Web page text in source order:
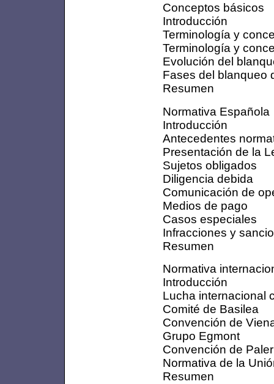
Conceptos básicos
Introducción
Terminología y
Terminología y
Evolución del
Fases del blanqueo
Resumen
Normativa Española
Introducción
Antecedentes
Presentación de la
Sujetos obligados
Diligencia debida
Comunicación de
Medios de pago
Casos especiales
Infracciones y
Resumen
Normativa
Introducción
Lucha internacional
Comité de Basilea
Convención de
Grupo Egmont
Convención de
Normativa de la
Resumen